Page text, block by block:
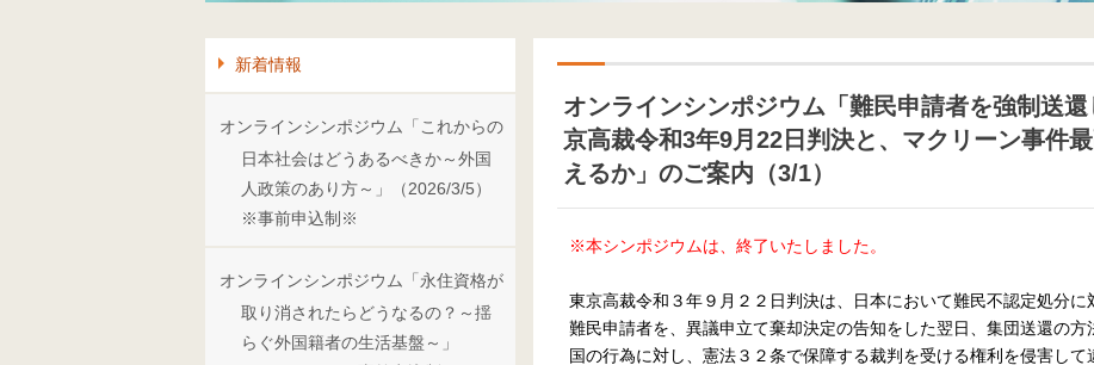
新着情報
オンラインシンポジウム「これからの
日本社会はどうあるべきか～外国
人政策のあり方～」（2026/3/5）
※事前申込制※
オンラインシンポジウム「永住資格が
取り消されたらどうなるの？～揺
らぐ外国籍者の生活基盤～」
オンラインシンポジウム「難民申請者を強制送
京高裁令和3年9月22日判決と、マクリーン事件
えるか」のご案内（3/1）
※本シンポジウムは、終了いたしました。
東京高裁令和３年９月２２日判決は、日本において難民不認定処分
難民申請者を、異議申立て棄却決定の告知をした翌日、集団送還の
国の行為に対し、憲法３２条で保障する裁判を受ける権利を侵害し